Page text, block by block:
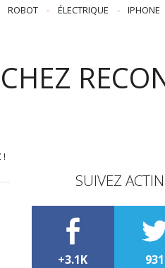
ROBOT - ÉLECTRIQUE - IPHONE
!
SUIVEZ
+3.1K 931